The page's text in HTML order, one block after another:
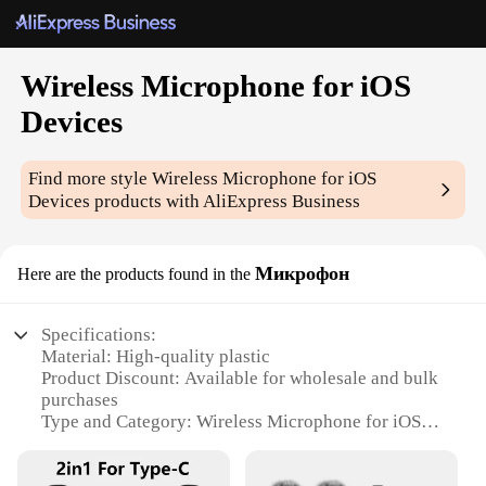
Wireless Microphone for iOS
Devices
Find more styleWireless Microphone for iOS
Devices products with AliExpress Business
Here are the products found in the Микрофон
Specifications:
Material: High-quality plastic
Product Discount: Available for wholesale and bulk
purchases
Type and Category: Wireless Microphone for iOS
Design and Style: Sleek and portable design